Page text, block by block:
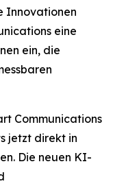
Innovationen
eine
ein, die
Communications
jetzt direkt in
Die neuen KI-